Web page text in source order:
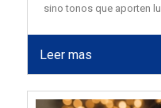
sino tonos que aporten lu
Leer mas